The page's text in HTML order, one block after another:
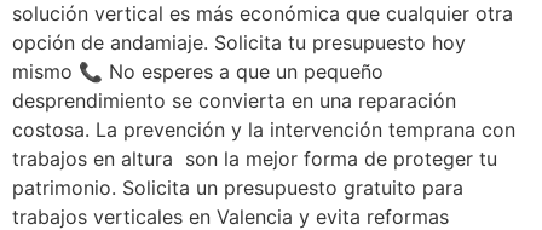
solución vertical es más económica que cualquier otra
opción de andamiaje. Solicita tu presupuesto hoy
mismo 📞 No esperes a que un pequeño
desprendimiento se convierta en una reparación
costosa. La prevención y la intervención temprana con
trabajos en altura son la mejor forma de proteger tu
patrimonio. Solicita un presupuesto gratuito para
trabajos verticales en Valencia y evita reformas